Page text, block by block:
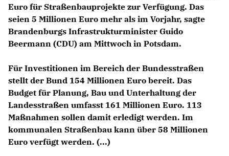
Euro für Straßenbauprojekte zur Verfügung. Das
seien 5 Millionen Euro mehr als im Vorjahr, sagte
Brandenburgs Infrastrukturminister Guido
Beermann (CDU) am Mittwoch in Potsdam.
Für Investitionen im Bereich der Bundesstraßen
stellt der Bund 154 Millionen Euro bereit. Das
Budget für Planung, Bau und Unterhaltung der
Landesstraßen umfasst 161 Millionen Euro. 113
Maßnahmen sollen damit erledigt werden. Im
kommunalen Straßenbau kann über 58 Millionen
Euro verfügt werden. (...)